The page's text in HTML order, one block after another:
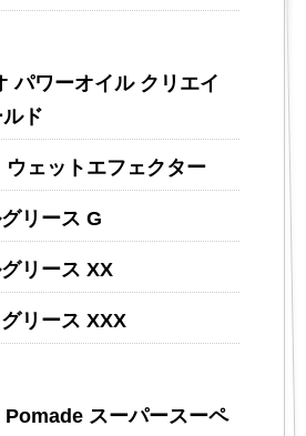
パワーオイル クリエイ
ド
ウェットエフェクター
リース G
リース XX
リース XXX
スーパースーペ